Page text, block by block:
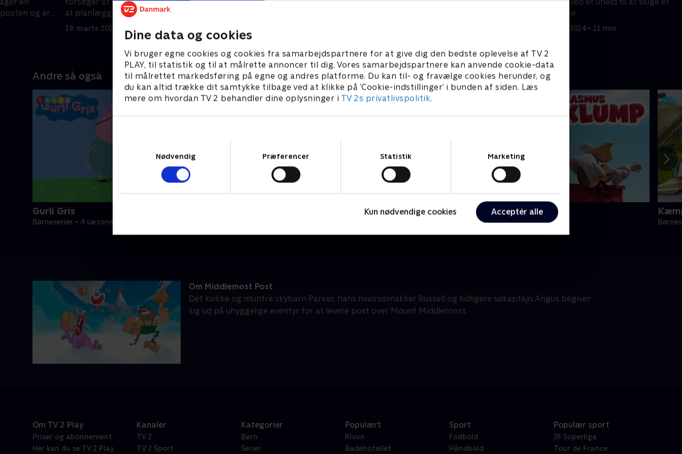
Dine data og cookies
Vi bruger egne cookies og cookies fra samarbejdspartnere for at give dig den bedste oplevelse af TV 2
PLAY, til statistik og til at målrette annoncer til dig. Vores samarbejdspartnere kan anvende cookie-data
til målrettet markedsføring på egne og andres platforme. Du kan til- og fravælge cookies herunder, og
du kan altid trække dit samtykke tilbage ved at klikke på ’Cookie-indstillinger’ i bunden af siden. Læs
mere om hvordan TV 2 behandler dine oplysninger i TV 2s privatlivspolitik.
Nødvendig
Præferencer Statistik Marketing
Kun nødvendige cookies Acceptér alle
og er
at planlægge en begivenhed
19. marts 2024 • 21 min 19. marts 2024 • 21 min
arvestykke
19. marts 2024 • 21 min
Andre så også
Gurli Gris
Børneserier • 4 sæsoner
Rasmus Klump
Børneserier • 3 sæsoner
Om Middlemost Post
Det kvikke og muntre skybarn Parker, hans hvalrosmakker Russell og tidligere søkaptajn Angus begiver
sig ud på uhyggelige eventyr for at levere post over Mount Middlemost.
Om TV 2 Play
Priser og abonnement
Her kan du se TV 2 Play
Kanaler
TV 2
TV 2 Sport
Kategorier
Børn
Serier
Populært
Klovn
Badehotellet
Sport
Fodbold
Håndbold
Populær sport
3F Superliga
Tour de France